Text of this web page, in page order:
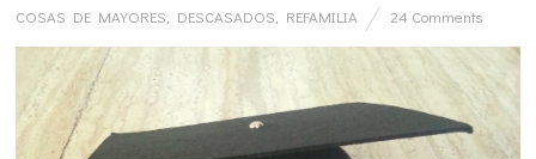
COSAS DE MAYORES DESCASADOS REFAMILIA 24 Comments